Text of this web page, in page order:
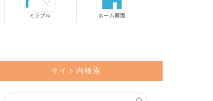
ミラブル ホーム画面
サイト内検索